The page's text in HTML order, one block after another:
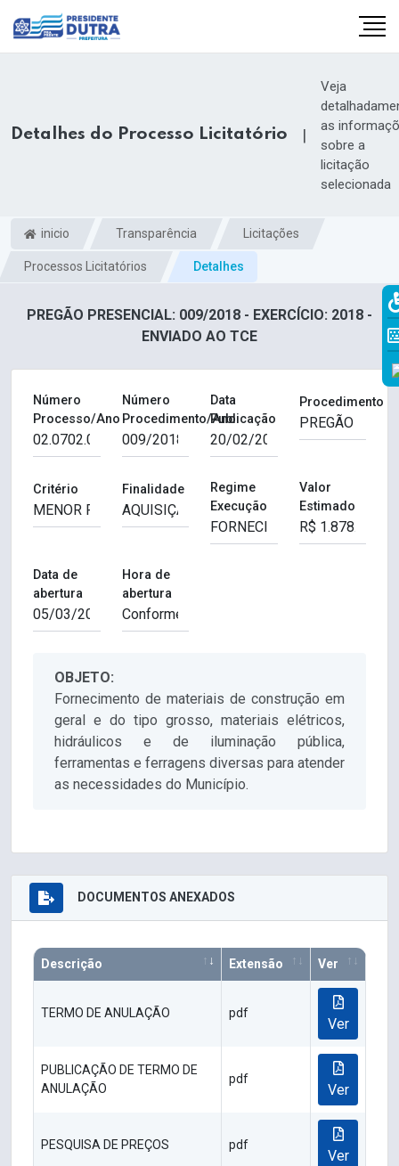
Detalhes do Processo Licitatório |
Veja
as
sobre a
licitação
selecionada
inicio Transparência Licitações
Processos Licitatórios Detalhes
PREGÃO PRESENCIAL: 009/2018 - EXERCÍCIO: 2018 -
ENVIADO AO TCE
Número
Processo/Ano
Número
Procedimento/Ano
Data
Publicação
Procedimento
Critério Finalidade
Regime
Execução
Valor
Estimado
Data de
abertura
Hora de
abertura
OBJETO:
Fornecimento de materiais de construção em
geral e do tipo grosso, materiais elétricos,
hidráulicos e de iluminação pública,
ferramentas e ferragens diversas para atender
as necessidades do Município.
DOCUMENTOS ANEXADOS
Descrição Extensão Ver
TERMO DE ANULAÇÃO pdf
Ver
PUBLICAÇÃO DE TERMO DE
ANULAÇÃO
pdf
Ver
PESQUISA DE PREÇOS pdf
Ver